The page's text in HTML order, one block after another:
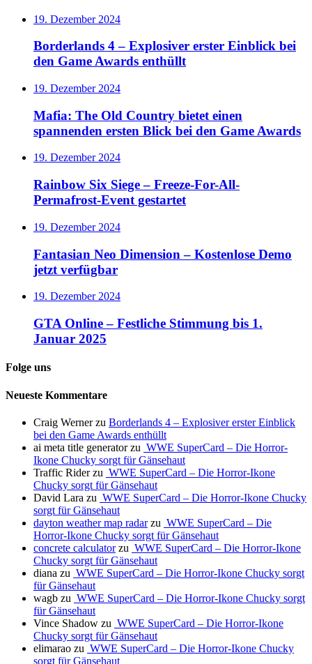
19. Dezember 2024
Borderlands 4 – Explosiver erster Einblick bei
den Game Awards enthüllt
19. Dezember 2024
Mafia: The Old Country bietet einen
spannenden ersten Blick bei den Game Awards
19. Dezember 2024
Rainbow Six Siege – Freeze-For-All-
Permafrost-Event gestartet
19. Dezember 2024
Fantasian Neo Dimension – Kostenlose Demo
jetzt verfügbar
19. Dezember 2024
GTA Online – Festliche Stimmung bis 1.
Januar 2025
Folge uns
Neueste Kommentare
Craig Wernerzu Borderlands 4 – Explosiver erster Einblick
bei den Game Awards enthüllt
ai meta title generatorzu WWE SuperCard – Die Horror-
Ikone Chucky sorgt für Gänsehaut
Traffic Riderzu WWE SuperCard – Die Horror-Ikone
Chucky sorgt für Gänsehaut
David Lara zu WWE SuperCard – Die Horror-Ikone Chucky
sorgt für Gänsehaut
dayton weather map radarzu WWE SuperCard – Die
Horror-Ikone Chucky sorgt für Gänsehaut
concrete calculatorzu WWE SuperCard – Die Horror-Ikone
Chucky sorgt für Gänsehaut
diana zu WWE SuperCard – Die Horror-Ikone Chucky sorgt
für Gänsehaut
wagb zu WWE SuperCard – Die Horror-Ikone Chucky sorgt
für Gänsehaut
Vince Shadow zu WWE SuperCard – Die Horror-Ikone
Chucky sorgt für Gänsehaut
elimarao zu WWE SuperCard – Die Horror-Ikone Chucky
sorgt für Gänsehaut